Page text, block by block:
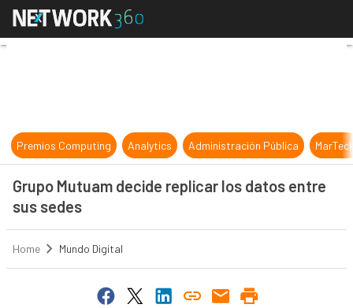
Grupo Mutuam decide replicar los
Premios Computing Analytics Administración Pública
Grupo Mutuam decide replicar los datos entre
sus sedes
Home Mundo Digital